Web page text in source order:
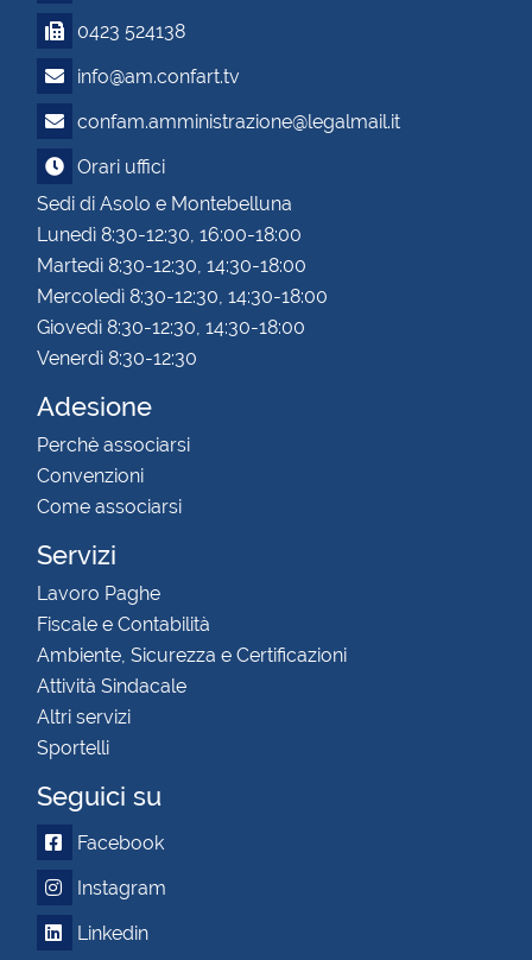
0423 524138
info@am.confart.tv
confam.amministrazione@legalmail.it
Orari uffici
Sedi di Asolo e Montebelluna
Lunedì 8:30-12:30, 16:00-18:00
Martedì 8:30-12:30, 14:30-18:00
Mercoledì 8:30-12:30, 14:30-18:00
Giovedì 8:30-12:30, 14:30-18:00
Venerdì 8:30-12:30
Adesione
Perchè associarsi
Convenzioni
Come associarsi
Servizi
Lavoro Paghe
Fiscale e Contabilità
Ambiente, Sicurezza e Certificazioni
Attività Sindacale
Altri servizi
Sportelli
Seguici su
Facebook
Instagram
Linkedin